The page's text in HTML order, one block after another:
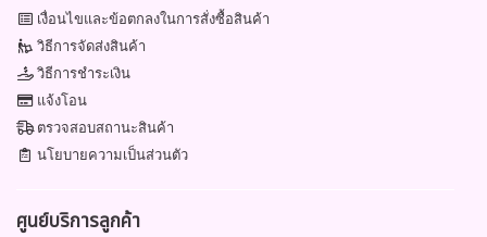
เงื่อนไขและข้อตกลงในการสั่งซื้อสินค้า
วิธีการจัดส่งสินค้า
วิธีการชำระเงิน
แจ้งโอน
ตรวจสอบสถานะสินค้า
นโยบายความเป็นส่วนตัว
ศูนย์บริการลูกค้า